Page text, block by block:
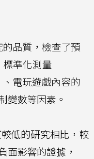
品質，檢查了預
準化測量
、電玩遊戲內容的
變數等因素。
低的研究相比，較
面影響的證據，